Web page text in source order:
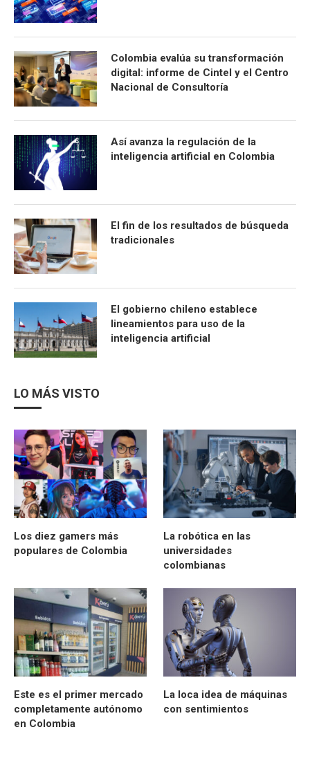
Colombia evalúa su transformación
digital: informe de Cintel y el Centro
Nacional de Consultoría
Así avanza la regulación de la
inteligencia artificial en Colombia
El fin de los resultados de búsqueda
tradicionales
El gobierno chileno establece
lineamientos para uso de la
inteligencia artificial
LO MÁS VISTO
Los diez gamers más
populares de Colombia
La robótica en las
universidades
colombianas
Este es el primer mercado
completamente autónomo
en Colombia
La loca idea de máquinas
con sentimientos